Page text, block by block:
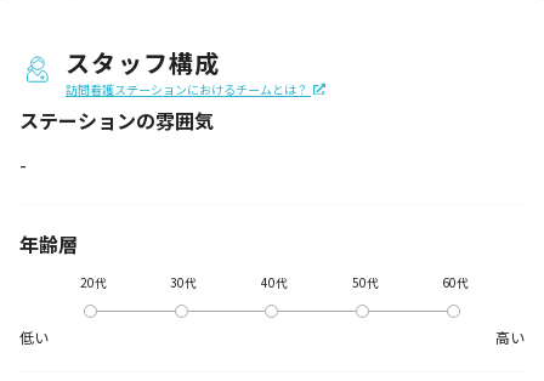
スタッフ構成
訪問看護ステーションにおけるチームとは？
ステーションの雰囲気
-
年齢層
低い
20代 30代 40代 50代 60代
高い